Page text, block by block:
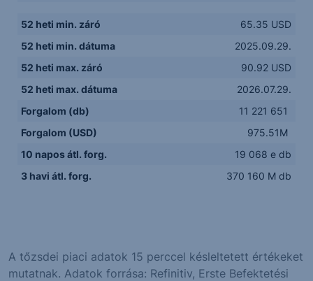
52 heti min. záró
65.35 USD
52 heti min. dátuma
2025.09.29.
52 heti max. záró
90.92 USD
52 heti max. dátuma
2026.07.29.
Forgalom (db)
11 221 651
Forgalom (USD)
975.51M
10 napos átl. forg.
19 068 e db
3 havi átl. forg.
370 160 M db
A tőzsdei piaci adatok 15 perccel késleltetett értékeket
mutatnak. Adatok forrása: Refinitiv, Erste Befektetési